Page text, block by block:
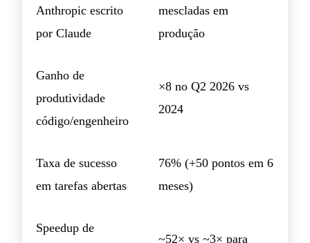
Anthropic escrito
por Claude
mescladas em
produção
Ganho de
produtividade
código/engenheiro
×8 no Q2 2026 vs
2024
Taxa de sucesso
em tarefas abertas
76% (+50 pontos em 6
meses)
Speedup de
~52× vs ~3× para